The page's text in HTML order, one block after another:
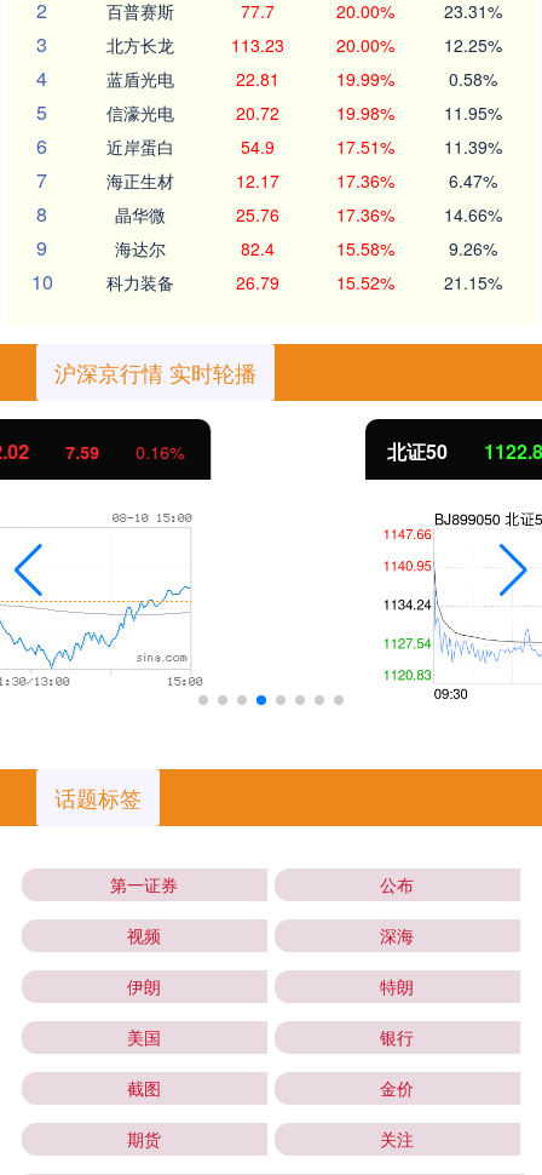
2 百普赛斯 77.7 20.00% 23.31%
3 北方长龙 113.23 20.00% 12.25%
4 蓝盾光电 22.81 19.99% 0.58%
5 信濠光电 20.72 19.98% 11.95%
6 近岸蛋白 54.9 17.51% 11.39%
7 海正生材 12.17 17.36% 6.47%
8 晶华微 25.76 17.36% 14.66%
9 海达尔 82.4 15.58% 9.26%
10 科力装备 26.79 15.52% 21.15%
沪深京行情 实时轮播
北证50 -1.00%
话题标签
第一证券 公布
视频 深海
伊朗 特朗
美国 银行
截图 金价
期货 关注